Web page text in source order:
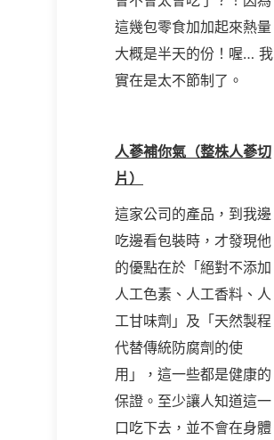
這幾包零食加加起來熱量
大概是半天的份！喔… 我
實在是太不節制了。
人蔘補你氣（整株人蔘切
片）
這家公司的產品，到我邊
吃邊看包裝時，才發現他
的優點在於「絕對不添加
人工色素、人工香料、人
工甘味劑」及「天然製程
代替傳統防腐劑的使
用」，這一些都是健康的
保證。至少讓人知道這一
口吃下去，並不會在身體